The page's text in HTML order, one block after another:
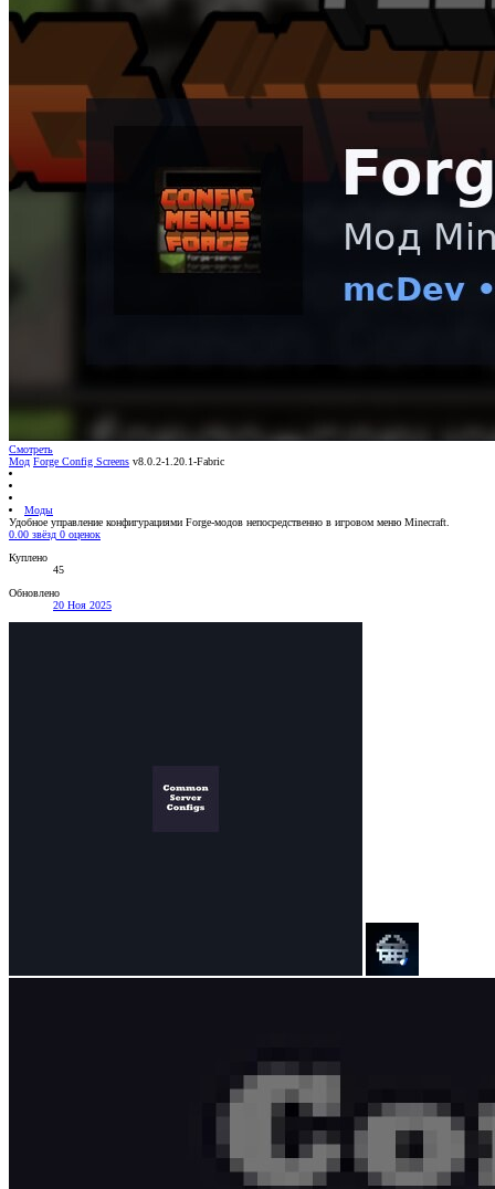
Смотреть
Мод Forge Config Screens v8.0.2-1.20.1-Fabric
Моды
Удобное управление конфигурациями Forge-модов непосредственно в игровом меню Minecraft.
0.00 звёзд 0 оценок
Куплено
45
Обновлено
20 Ноя 2025